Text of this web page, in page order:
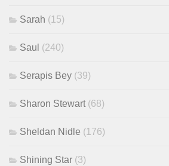
Sarah (15)
Saul (240)
Serapis Bey (39)
Sharon Stewart (68)
Sheldan Nidle (176)
Shining Star (3)